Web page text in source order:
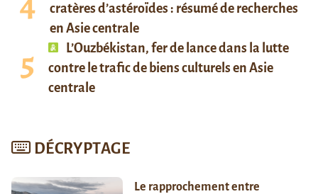
cratères d’astéroïdes : résumé de recherches
en Asie centrale
L’Ouzbékistan, fer de lance dans la lutte
contre le trafic de biens culturels en Asie
centrale
DÉCRYPTAGE
Le rapprochement entre